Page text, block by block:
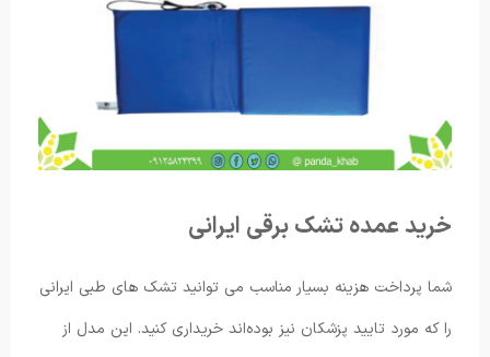
خرید عمده تشک برقی ایرانی
شما پرداخت هزینه بسیار مناسب می توانید تشک های طبی ایرانی
را که مورد تایید پزشکان نیز بوده‌اند خریداری کنید. این مدل از